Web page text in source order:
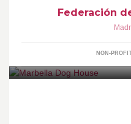
Federación
NON-